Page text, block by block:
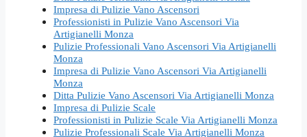
Impresa di Pulizie Vano Ascensori
Professionisti in Pulizie Vano Ascensori Via
Artigianelli Monza
Pulizie Professionali Vano Ascensori Via Artigianelli
Monza
Impresa di Pulizie Vano Ascensori Via Artigianelli
Monza
Ditta Pulizie Vano Ascensori Via Artigianelli Monza
Impresa di Pulizie Scale
Professionisti in Pulizie Scale Via Artigianelli Monza
Pulizie Professionali Scale Via Artigianelli Monza